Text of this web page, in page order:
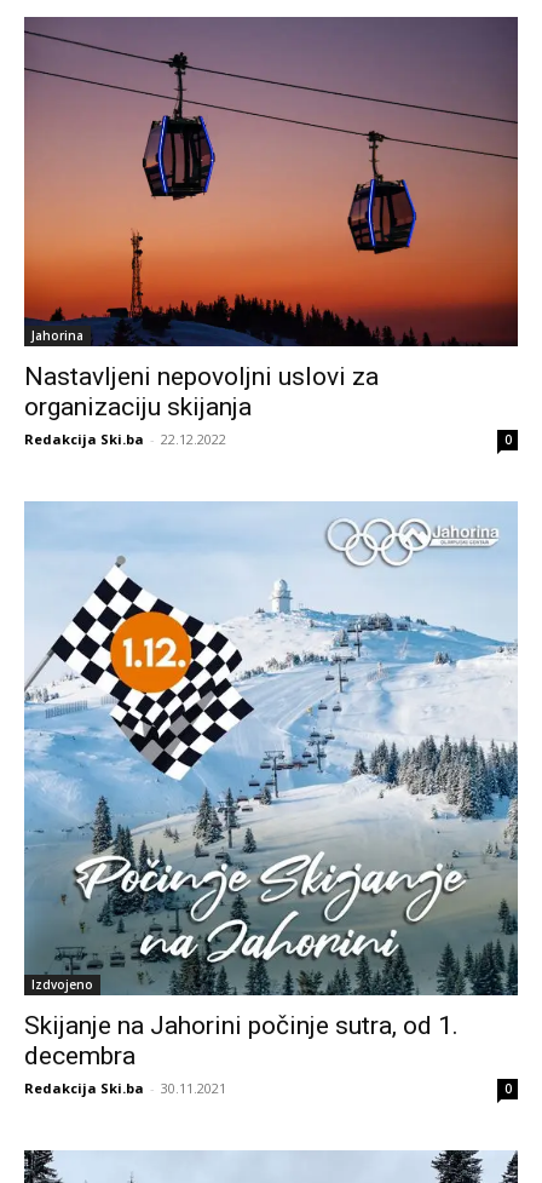
Jahorina
Nastavljeni nepovoljni uslovi za
organizaciju skijanja
Redakcija Ski.ba - 22.12.2022 0
Izdvojeno
Skijanje na Jahorini počinje sutra, od 1.
decembra
Redakcija Ski.ba - 30.11.2021 0